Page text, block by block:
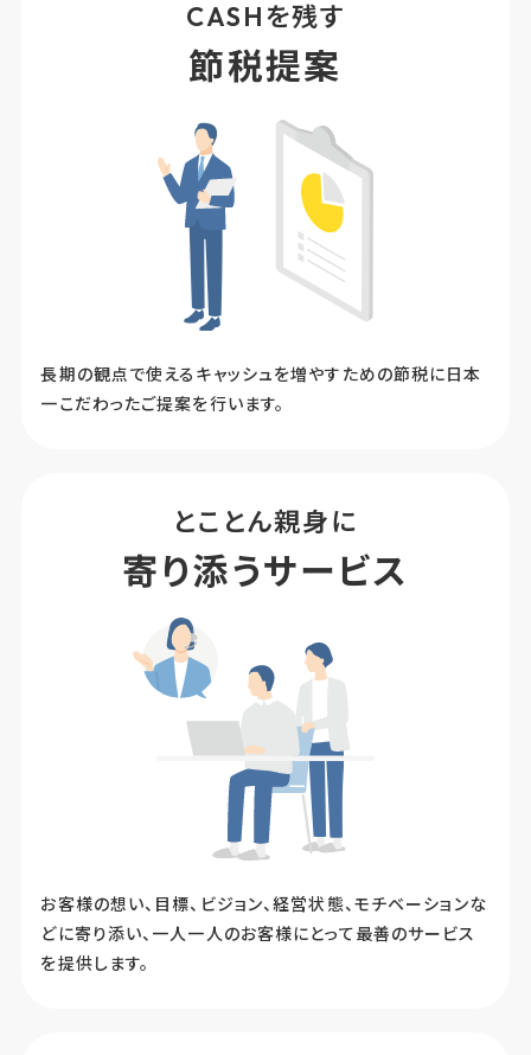
CASHを残す
節税提案
長期の観点で使えるキャッシュを増やすための節税に日本
一こだわったご提案を行います。
とことん親身に
寄り添うサービス
お客様の想い、目標、ビジョン、経営状態、モチベーションな
どに寄り添い、一人一人のお客様にとって最善のサービス
を提供します。